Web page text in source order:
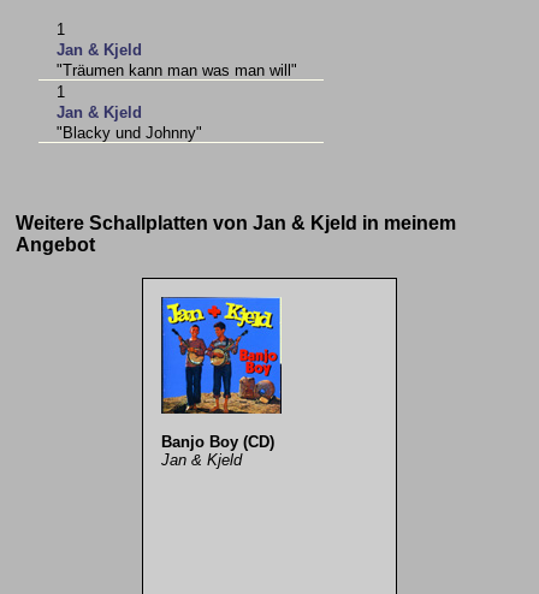
1
Jan & Kjeld
"Träumen kann man was man will"
1
Jan & Kjeld
"Blacky und Johnny"
Weitere Schallplatten von Jan & Kjeld in meinem
Angebot
Banjo Boy (CD)
Jan & Kjeld